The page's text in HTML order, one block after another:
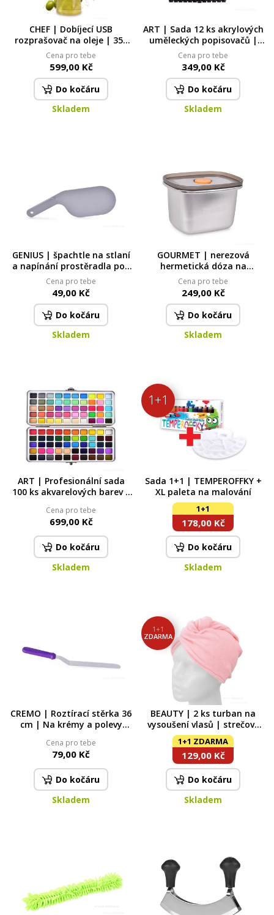
CHEF | Dobíjecí USB
rozprašovač na oleje | 350
ml | ekologická náhrada
sprejů na pečení & smažení
Cena pro tebe
599,00 Kč
Do kočáru
Skladem
ART | Sada 12 ks akrylových
uměleckých popisovačů |
pro psaní & malování na
různé povrchy
Cena pro tebe
349,00 Kč
Do kočáru
Skladem
GENIUS | špachtle na stlaní
a napínání prostěradla pod
matraci | bez námahy & bez
odřených kloubů
Cena pro tebe
49,00 Kč
Do kočáru
Skladem
GOURMET | nerezová
hermetická dóza na
potraviny se silikonovým
těsněním | čerstvost &
bezpečné uchovávání | 450
ml
Cena pro tebe
249,00 Kč
Do kočáru
Skladem
ART | Profesionální sada
100 ks akvarelových barev v
kvalita pro umělce všech
úrovní
Cena pro tebe
699,00 Kč
Do kočáru
Skladem
1+1
Sada 1+1 | TEMPEROFFKY +
XL paleta na malování
1+1
178,00 Kč
Do kočáru
Skladem
CREMO | Roztírací stěrka 36
cm | Na krémy a polevy
Cena pro tebe
79,00 Kč
Do kočáru
Skladem
1+1
ZDARMA
BEAUTY | 2 ks turban na
vysoušení vlasů | strečové
mikrovlákno | super savý |
růžový
1+1 ZDARMA
129,00 Kč
Do kočáru
Skladem